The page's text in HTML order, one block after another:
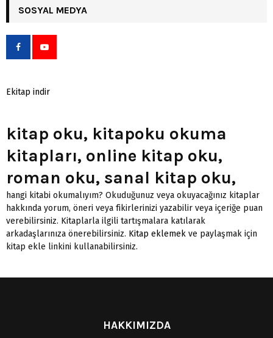
SOSYAL MEDYA
Ekitap indir
kitap oku, kitapoku okuma
kitapları, online kitap oku,
roman oku, sanal kitap oku,
hangi kitabi okumalıyım? Okuduğunuz veya okuyacağınız kitaplar
hakkında yorum, öneri veya fikirlerinizi yazabilir veya içeriğe puan
verebilirsiniz. Kitaplarla ilgili tartışmalara katılarak
arkadaşlarınıza önerebilirsiniz. Kitap eklemek ve paylaşmak için
kitap ekle linkini kullanabilirsiniz.
HAKKIMIZDA